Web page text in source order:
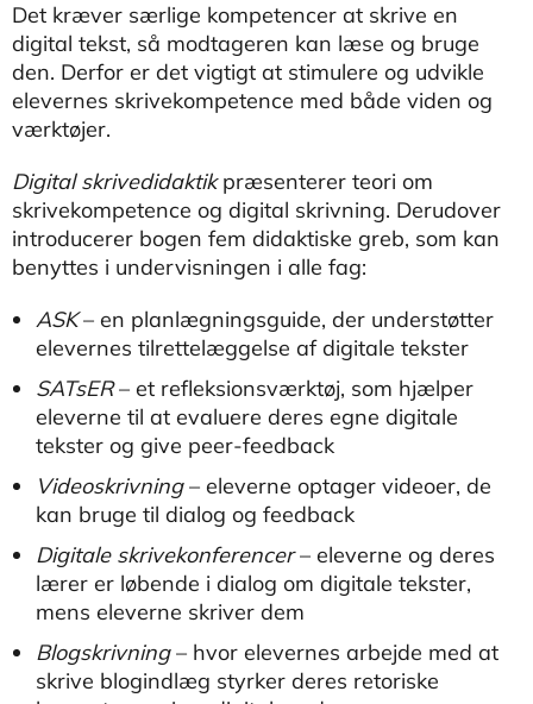
Det kræver særlige kompetencer at skrive en
digital tekst, så modtageren kan læse og bruge
den. Derfor er det vigtigt at stimulere og udvikle
elevernes skrivekompetence med både viden og
værktøjer.
Digital skrivedidaktikpræsenterer teori om
skrivekompetence og digital skrivning. Derudover
introducerer bogen fem didaktiske greb, som kan
benyttes i undervisningen i alle fag:
ASK– en planlægningsguide, der understøtter
elevernes tilrettelæggelse af digitale tekster
SATsER– et refleksionsværktøj, som hjælper
eleverne til at evaluere deres egne digitale
tekster og give peer-feedback
Videoskrivning– eleverne optager videoer, de
kan bruge til dialog og feedback
Digitale skrivekonferencer– eleverne og deres
lærer er løbende i dialog om digitale tekster,
mens eleverne skriver dem
Blogskrivning– hvor elevernes arbejde med at
skrive blogindlæg styrker deres retoriske